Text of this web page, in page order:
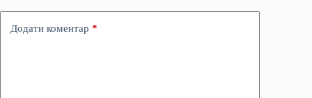
Додати коментар *